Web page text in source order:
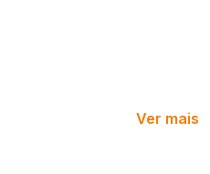
Ver mais